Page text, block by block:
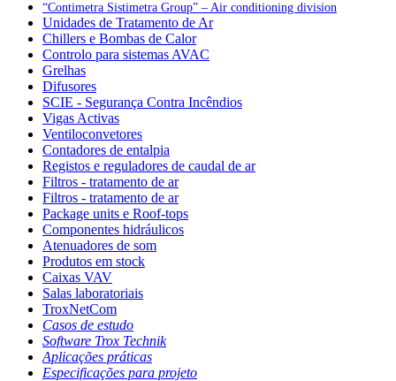
“Contimetra Sistimetra Group” – Air conditioning division
Unidades de Tratamento de Ar
Chillers e Bombas de Calor
Controlo para sistemas AVAC
Grelhas
Difusores
SCIE - Segurança Contra Incêndios
Vigas Activas
Ventiloconvetores
Contadores de entalpia
Registos e reguladores de caudal de ar
Filtros - tratamento de ar
Filtros - tratamento de ar
Package units e Roof-tops
Componentes hidráulicos
Atenuadores de som
Produtos em stock
Caixas VAV
Salas laboratoriais
TroxNetCom
Casos de estudo
Software Trox Technik
Aplicações práticas
Especificações para projeto